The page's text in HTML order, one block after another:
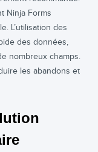
Ninja Forms
L’utilisation des
des données,
nombreux champs.
les abandons et